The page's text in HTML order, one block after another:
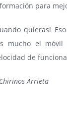
para
quieras!
mucho el móvil
de
Arrieta